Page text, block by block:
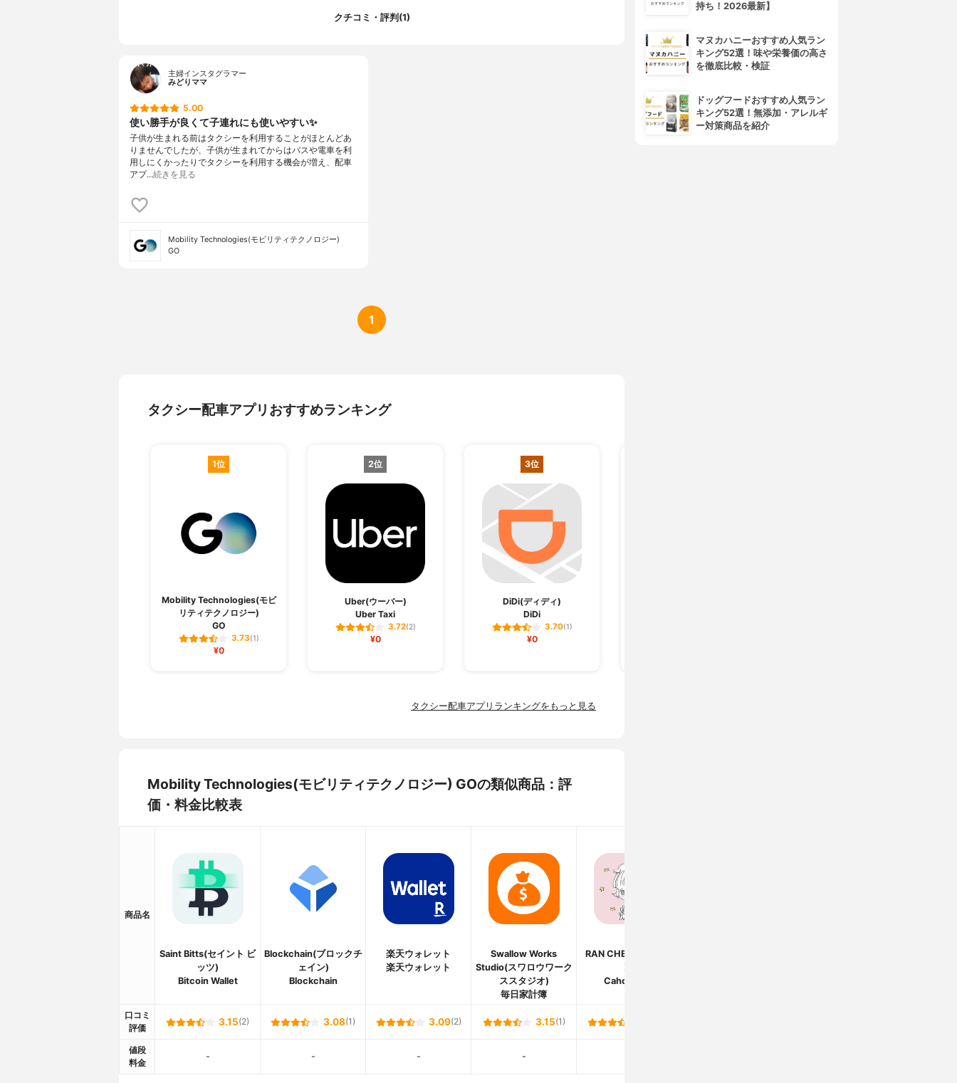
クチコミ・評判(1)
主婦インスタグラマー
みどりママ
5.00
使い勝手が良くて子連れにも使いやすい✨
子供が生まれる前はタクシーを利用することがほとんどあ
りませんでしたが、子供が生まれてからはバスや電車を利
用しにくかったりでタクシーを利用する機会が増え、配車
アプ…続きを見る
Mobility Technologies(モビリティテクノロジー)
GO
1
タクシー配車アプリおすすめランキング
1位
Mobility Technologies(モビ
リティテクノロジー)
GO
3.73(1)
¥0
2位
Uber(ウーバー)
Uber Taxi
3.72(2)
¥0
3位
DiDi(ディディ)
DiDi
3.70(1)
¥0
タクシー配車アプリランキングをもっと見る
Mobility Technologies(モビリティテクノロジー) GOの類似商品：評
価・料金比較表
商品名
Saint Bitts(セイント ビ
ッツ)
Bitcoin Wallet
Blockchain(ブロックチ
ェイン)
Blockchain
楽天ウォレット
楽天ウォレット
Swallow Works
Studio(スワロウワーク
ススタジオ)
毎日家計簿
RAN CHEN(ランチェ
ン)
Caho家計簿
口コミ
評価
3.15(2) 3.08(1) 3.09(2) 3.15(1)
値段
料金
- - - -
持ち！2026最新】
マヌカハニーおすすめ人気ラン
キング52選！味や栄養価の高さ
を徹底比較・検証
ドッグフードおすすめ人気ラン
キング52選！無添加・アレルギ
ー対策商品を紹介